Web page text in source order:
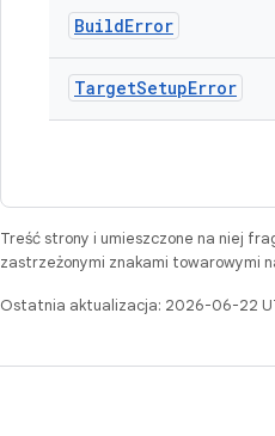
BuildError
TargetSetupError
Treść strony i umieszczone na niej
zastrzeżonymi znakami towarowymi
Ostatnia aktualizacja: 2026-06-22